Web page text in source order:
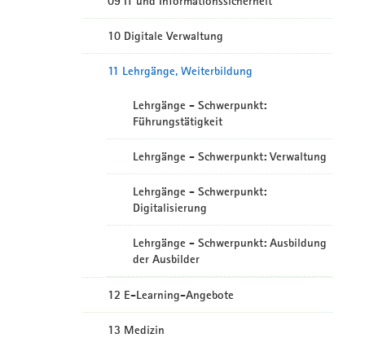
10 Digitale Verwaltung
11 Lehrgänge, Weiterbildung
Lehrgänge - Schwerpunkt:
Führungstätigkeit
Lehrgänge - Schwerpunkt: Verwaltung
Lehrgänge - Schwerpunkt:
Digitalisierung
Lehrgänge - Schwerpunkt: Ausbildung
der Ausbilder
12 E-Learning-Angebote
13 Medizin